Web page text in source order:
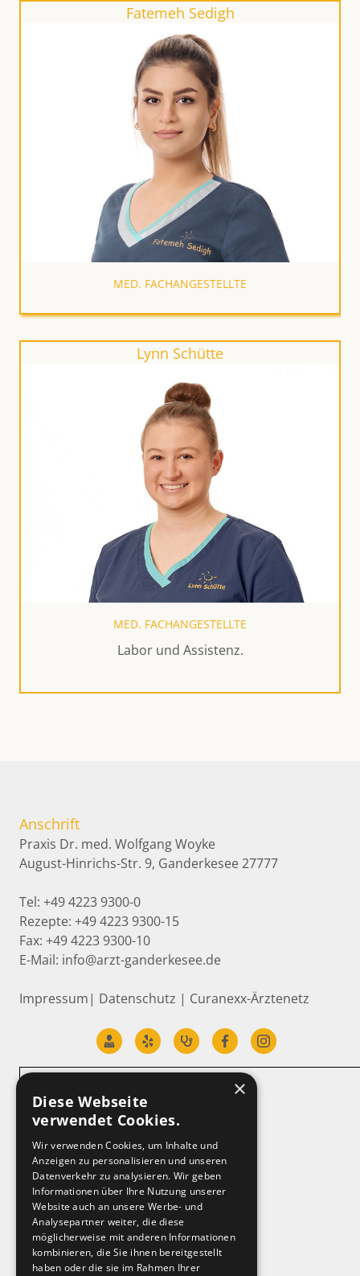
Fatemeh Sedigh
MED. FACHANGESTELLTE
Lynn Schütte
MED. FACHANGESTELLTE
Labor und Assistenz.
Anschrift
Praxis Dr. med. Wolfgang Woyke
August-Hinrichs-Str. 9, Ganderkesee27777
Tel: +49 4223 9300-0
Rezepte: +49 4223 9300-15
Fax: +49 4223 9300-10
E-Mail: info@arzt-ganderkesee.de
Impressum| Datenschutz | Curanexx-Ärztenetz
×
Diese Webseite
verwendet Cookies.
Wir verwenden Cookies, um Inhalte und
Anzeigen zu personalisieren und unseren
Datenverkehr zu analysieren. Wir geben
Informationen über Ihre Nutzung unserer
Website auch an unsere Werbe- und
Analysepartner weiter, die diese
möglicherweise mit anderen Informationen
kombinieren, die Sie ihnen bereitgestellt
haben oder die sie im Rahmen Ihrer